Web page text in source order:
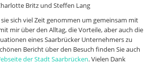
Britz und Steffen Lang
sich viel Zeit genommen um gemeinsam mit
mir über den Alltag, die Vorteile, aber auch die
eines Saarbrücker Unternehmers zu
Bericht über den Besuch finden Sie auch
der Stadt Saarbrücken. Vielen Dank